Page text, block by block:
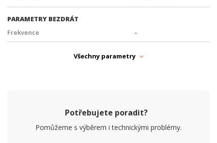
PARAMETRY BEZDRÁT
Frekvence
-
Počet RJ45 portů 5
Všechny parametry
Potřebujete poradit?
Pomůžeme s výběrem i technickými problémy.